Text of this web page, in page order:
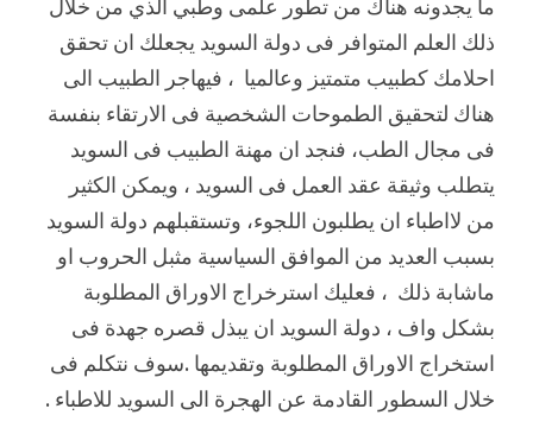
ما يجدونه هناك من تطور علمى وطبي الذي من خلال
ذلك العلم المتوافر فى دولة السويد يجعلك ان تحقق
احلامك كطبيب متمتيز وعالميا ، فيهاجر الطبيب الى
هناك لتحقيق الطموحات الشخصية فى الارتقاء بنفسة
فى مجال الطب، فنجد ان مهنة الطبيب فى السويد
يتطلب وثيقة عقد العمل فى السويد ، ويمكن الكثير
من لااطباء ان يطلبون اللجوء، وتستقبلهم دولة السويد
بسبب العديد من الموافق السياسية مثبل الحروب او
ماشابة ذلك ، فعليك استرخراج الاوراق المطلوبة
بشكل واف ، دولة السويد ان يبذل قصره جهدة فى
استخراج الاوراق المطلوبة وتقديمها .سوف نتكلم فى
خلال السطور القادمة عن الهجرة الى السويد للاطباء .